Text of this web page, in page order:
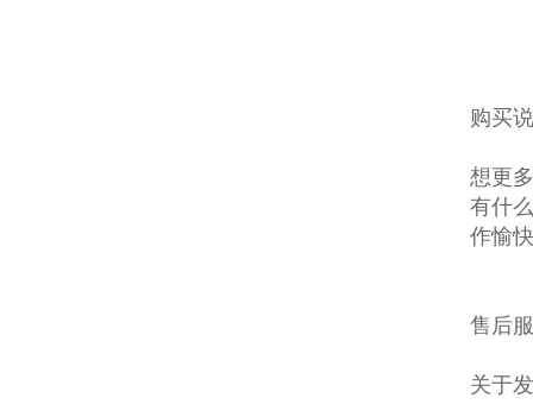
购买
想更
有什
作愉
售后
关于